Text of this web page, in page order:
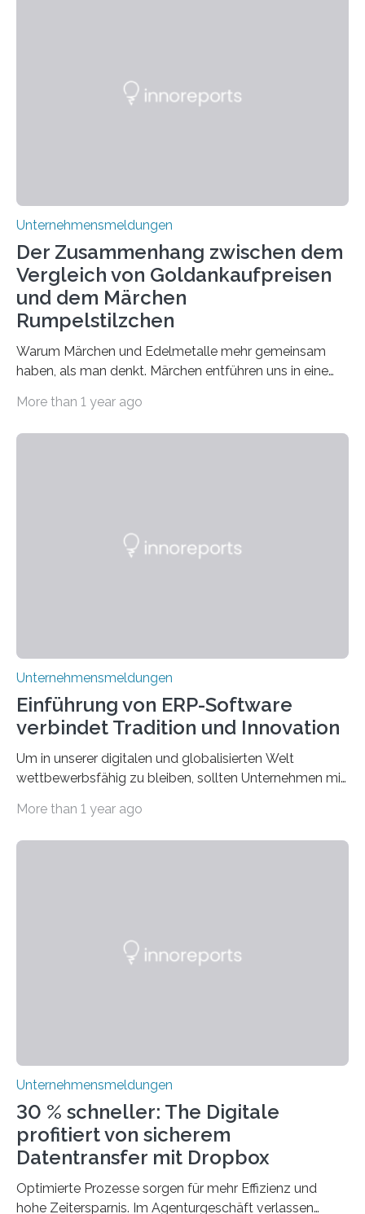
Forschung und welche Entwicklungen gibt es auf
Unternehmensmeldungen
Der Zusammenhang zwischen dem
Vergleich von Goldankaufpreisen
und dem Märchen
Rumpelstilzchen
Warum Märchen und Edelmetalle mehr gemeinsam
haben, als man denkt. Märchen entführen uns in eine
Wendungen die Hauptrolle spielen. Doch haben Sie
Goldankauf einige Lehren. In Rumpelstilzchen wird das
More than 1 year ago
Unternehmensmeldungen
Einführung von ERP-Software
verbindet Tradition und Innovation
Um in unserer digitalen und globalisierten Welt
wettbewerbsfähig zu bleiben, sollten Unternehmen mit
ihre traditionellen Werte auf der Strecke bleiben
traditionelle Geschäftsprozesse in vielerlei Hinsicht
More than 1 year ago
Unternehmensmeldungen
30 % schneller: The Digitale
profitiert von sicherem
Datentransfer mit Dropbox
Optimierte Prozesse sorgen für mehr Effizienz und
hohe Zeitersparnis. Im Agenturgeschäft verlassen